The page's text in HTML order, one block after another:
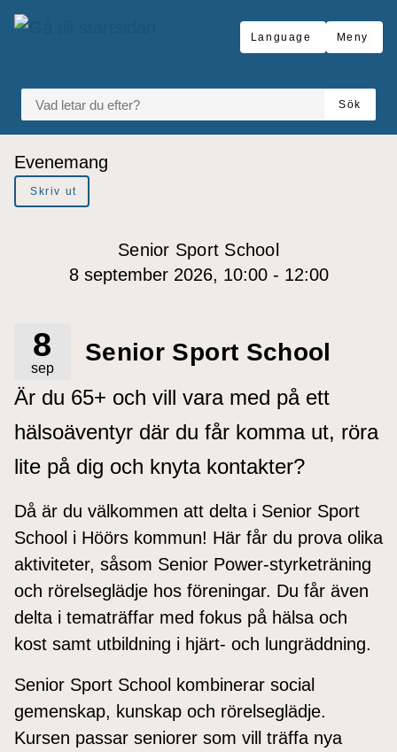
Gå till innehåll
Language Meny
VAD LETAR DU EFTER?
Sök
Du är här:
Evenemang
Skriv ut
Senior Sport School
8 september 2026, 10:00 - 12:00
8
sep
Senior Sport School
Är du 65+ och vill vara med på ett
hälsoäventyr där du får komma ut, röra
lite på dig och knyta kontakter?
Då är du välkommen att delta i Senior Sport
School i Höörs kommun! Här får du prova olika
aktiviteter, såsom Senior Power-styrketräning
och rörelseglädje hos föreningar. Du får även
delta i tematräffar med fokus på hälsa och
kost samt utbildning i hjärt- och lungräddning.
Senior Sport School kombinerar social
gemenskap, kunskap och rörelseglädje.
Kursen passar seniorer som vill träffa nya